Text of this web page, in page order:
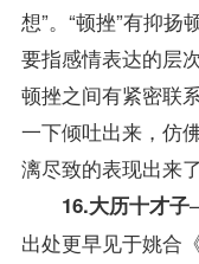
想”。“顿挫”有抑
要指感情表达的层
顿挫之间有紧密联
一下倾吐出来，仿
漓尽致的表现出来
16.大历十才子
出处更早见于姚合